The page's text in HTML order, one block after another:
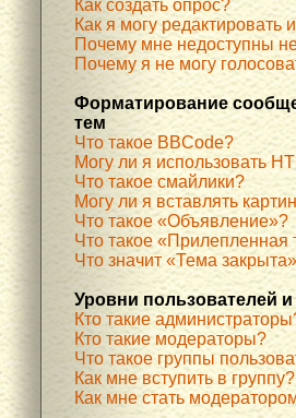
Как создать опрос?
Как я могу редактировать
Почему мне недоступны
Почему я не могу
Форматирование
тем
Что такое BBCode?
Могу ли я использовать
Что такое смайлики?
Могу ли я вставлять
Что такое «Объявление»?
Что такое «Прилепленная
Что значит «Тема
Уровни пользователей
Кто такие
Кто такие модераторы?
Что такое группы
Как мне вступить в группу?
Как мне стать